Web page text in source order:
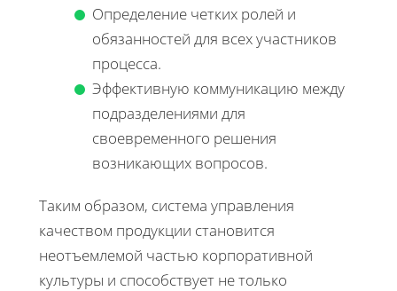
Определение четких ролей и
обязанностей для всех участников
процесса.
Эффективную коммуникацию между
подразделениями для
своевременного решения
возникающих вопросов.
Таким образом, система управления
качеством продукции становится
неотъемлемой частью корпоративной
культуры и способствует не только